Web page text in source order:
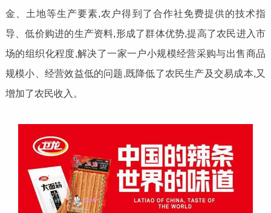
金、土地等生产要素,农户得到了合作社免费提供的技术指
导、低价购进的生产资料,形成了群体优势,提高了农民进入市
场的组织化程度,解决了一家一户小规模经营采购与出售商品
规模小、经营效益低的问题,既降低了农民生产及交易成本,又
增加了农民收入。